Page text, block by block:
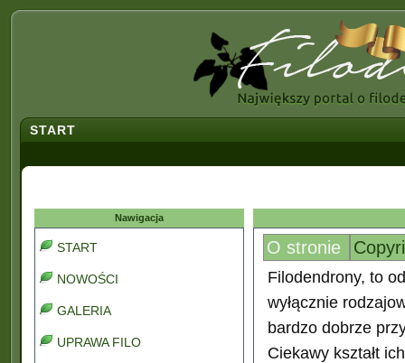
START
Nawigacja
START
NOWOŚCI
GALERIA
UPRAWA FILO
O stronie
Filodendrony, to
wyłącznie
bardzo dobrze
Ciekawy kształt